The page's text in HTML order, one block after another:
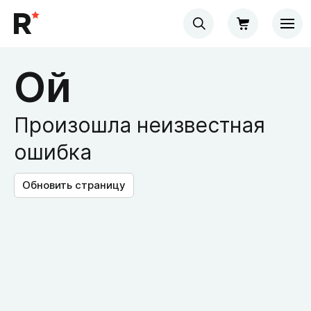
Ой
Произошла неизвестная
ошибка
Обновить страницу